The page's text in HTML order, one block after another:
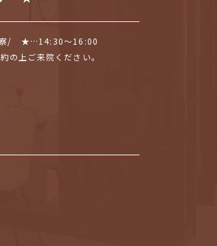
察/ ★…14:30〜16:00
の上ご来院ください。